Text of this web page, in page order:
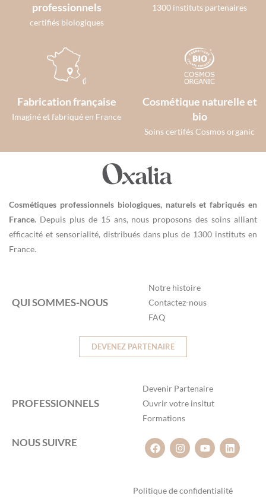
professionnels
certifiés biologiques
1300 instituts partenaires
Fabrication française
Imaginé et fabriqué en France
Cosmétique naturelle et
bio
Soins certifés Cosmos organic
Cosmétiques professionnels biologiques, naturels et fabriqués en
France. Depuis plus de 15 ans, nous proposons des soins alliant
efficacité et sensorialité, distribués dans plus de 1300 instituts en
France.
QUI SOMMES-NOUS
Notre histoire
Contactez-nous
FAQ
DEVENEZ PARTENAIRE
PROFESSIONNELS
Devenir Partenaire
Ouvrir votre insitut
Formations
NOUS SUIVRE
Politique de confidentialité